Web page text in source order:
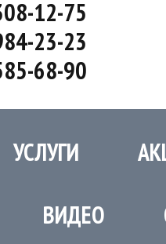
12-75
23-23
68-90
УСЛУГИ
ВИДЕО